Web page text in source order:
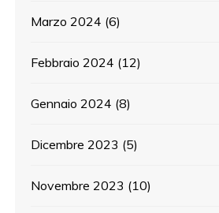
Marzo 2024 (6)
Febbraio 2024 (12)
Gennaio 2024 (8)
Dicembre 2023 (5)
Novembre 2023 (10)